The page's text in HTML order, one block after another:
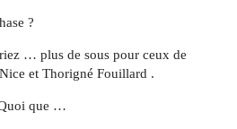
?
… plus de sous pour ceux de
et Thorigné Fouillard .
que …